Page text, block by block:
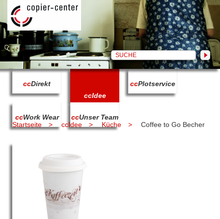
ccDirekt
ccIdee
ccPlotservice
ccWork Wear ccUnser Team
Startseite
ccIdee Küche Coffee to Go Becher